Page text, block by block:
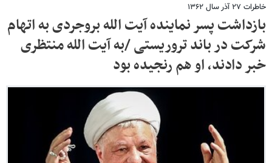
خاطرات ۲۷ آذر سال ۱۳۶۲
بازداشت پسر نماینده آیت الله بروجردی به اتهام
شرکت در باند تروریستی /به آیت الله منتظری
خبر دادند، او هم رنجیده بود